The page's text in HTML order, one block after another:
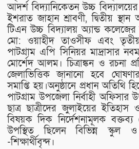
আদর্শ বিদ্যানিকেতন উচ্চ বিদ্যালয়ের
ইশরাত জাহান শ্রাবণী, দ্বিতীয়
টিএন উচ্চ বিদ্যালয় অ্যান্ড কলেজের
মো: ওয়াহীদ তাওসীফ এবং
পাটগ্রাম এপি সিনিয়র মাদ্রাসার
মোর্শেদ আলম। চিত্রাঙ্কন ও রচনা
জেলাভিত্তিক জানানো হবে
সমাপ্তি হয়।অনুষ্ঠানে প্রধান অতিথি
পাটগ্রাম উপজেলা নির্বাহী অফিসার
ছাত্র ছাত্রীদের জুলাইয়ের
বিষয়ক দিক নির্দেশনামূলক
উপস্থিত ছিলেন বিভিন্ন স্কুল
-শিক্ষার্থীবৃন্দ।